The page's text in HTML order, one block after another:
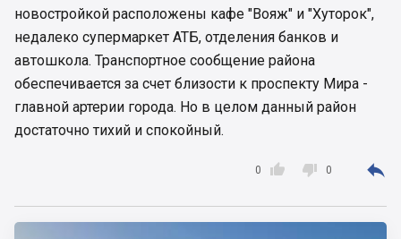
новостройкой расположены кафе "Вояж" и "Хуторок",
недалеко супермаркет АТБ, отделения банков и
автошкола. Транспортное сообщение района
обеспечивается за счет близости к проспекту Мира -
главной артерии города. Но в целом данный район
достаточно тихий и спокойный.

0  0 